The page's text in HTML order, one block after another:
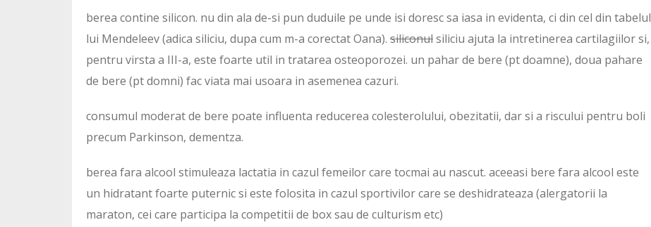
berea contine silicon. nu din ala de-si pun duduile pe unde isi doresc sa iasa in evidenta, ci din cel din tabelul
lui Mendeleev (adica siliciu, dupa cum m-a corectat Oana). siliconulsiliciu ajuta la intretinerea cartilagiilor si,
pentru virsta a III-a, este foarte util in tratarea osteoporozei. un pahar de bere (pt doamne), doua pahare
de bere (pt domni) fac viata mai usoara in asemenea cazuri.
consumul moderat de bere poate influenta reducerea colesterolului, obezitatii, dar si a riscului pentru boli
precum Parkinson, dementza.
berea fara alcool stimuleaza lactatia in cazul femeilor care tocmai au nascut. aceeasi bere fara alcool este
un hidratant foarte puternic si este folosita in cazul sportivilor care se deshidrateaza (alergatorii la
maraton, cei care participa la competitii de box sau de culturism etc)